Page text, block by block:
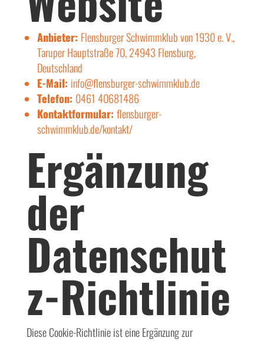
Anbieter: Flensburger Schwimmklub von 1930 e. V.,
Taruper Hauptstraße 70, 24943 Flensburg,
Deutschland
E-Mail: info@flensburger-schwimmklub.de
Telefon: 0461 40681486
Kontaktformular: flensburger-
schwimmklub.de/kontakt/
Ergänzung
der
Datenschut
z-Richtlinie
Diese Cookie-Richtlinie ist eine Ergänzung zur